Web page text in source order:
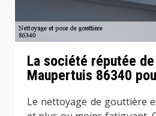
La société réputée
Maupertuis 86340
Le nettoyage de gouttière